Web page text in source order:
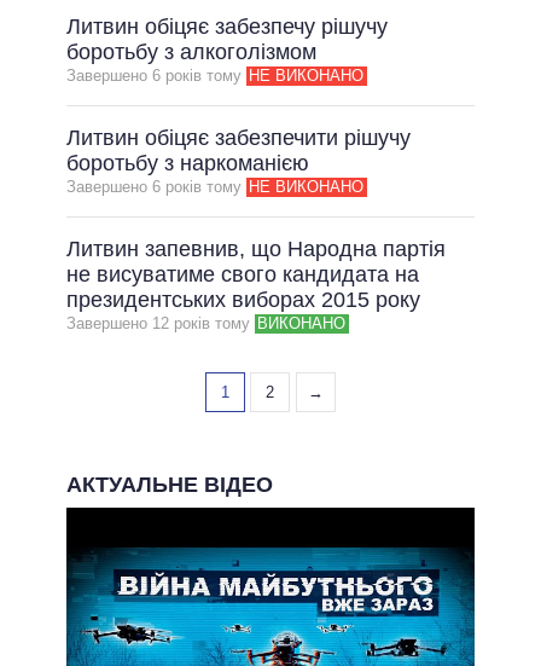
Литвин обіцяє забезпечу рішучу
боротьбу з алкоголізмом
Завершено 6 рокiв тому НЕ ВИКОНАНО
Литвин обіцяє забезпечити рішучу
боротьбу з наркоманією
Завершено 6 рокiв тому НЕ ВИКОНАНО
Литвин запевнив, що Народна партія
не висуватиме свого кандидата на
президентських виборах 2015 року
Завершено 12 рокiв тому ВИКОНАНО
1 2 →
АКТУАЛЬНЕ ВІДЕО